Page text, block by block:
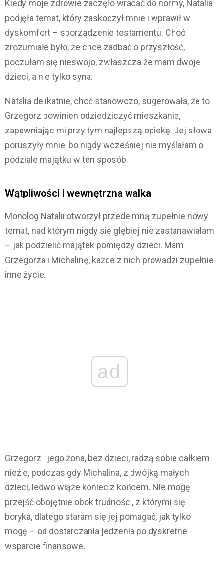
Kiedy moje zdrowie zaczęło wracać do normy, Natalia
podjęła temat, który zaskoczył mnie i wprawił w
dyskomfort – sporządzenie testamentu. Choć
zrozumiałe było, że chce zadbać o przyszłość,
poczułam się nieswojo, zwłaszcza że mam dwoje
dzieci, a nie tylko syna.
Natalia delikatnie, choć stanowczo, sugerowała, że to
Grzegorz powinien odziedziczyć mieszkanie,
zapewniając mi przy tym najlepszą opiekę. Jej słowa
poruszyły mnie, bo nigdy wcześniej nie myślałam o
podziale majątku w ten sposób.
Wątpliwości i wewnętrzna walka
Monolog Natalii otworzył przede mną zupełnie nowy
temat, nad którym nigdy się głębiej nie zastanawiałam
– jak podzielić majątek pomiędzy dzieci. Mam
Grzegorza i Michalinę, każde z nich prowadzi zupełnie
inne życie.
ad
Grzegorz i jego żona, bez dzieci, radzą sobie całkiem
nieźle, podczas gdy Michalina, z dwójką małych
dzieci, ledwo wiąże koniec z końcem. Nie mogę
przejść obojętnie obok trudności, z którymi się
boryka, dlatego staram się jej pomagać, jak tylko
mogę – od dostarczania jedzenia po dyskretne
wsparcie finansowe.